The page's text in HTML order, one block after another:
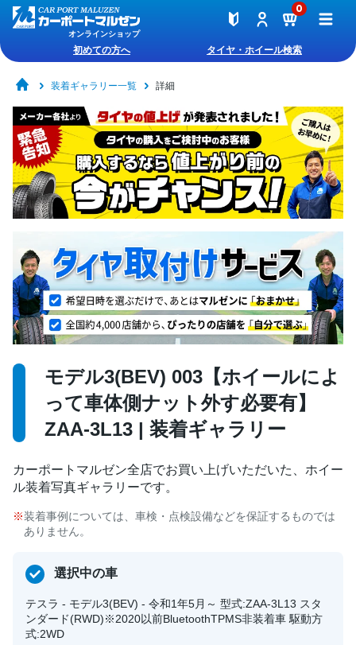
オンラインショップ
0
初めての方へ タイヤ・ホイール検索
装着ギャラリー一覧 詳細
モデル3(BEV) 003【ホイールによ
って車体側ナット外す必要有】
ZAA-3L13 | 装着ギャラリー
カーポートマルゼン全店でお買い上げいただいた、ホイー
ル装着写真ギャラリーです。
装着事例については、車検・点検設備などを保証するものでは
ありません。
選択中の車
テスラ - モデル3(BEV) - 令和1年5月～ 型式:ZAA-3L13 スタ
ンダード(RWD)※2020以前BluetoothTPMS非装着車 駆動方
式:2WD